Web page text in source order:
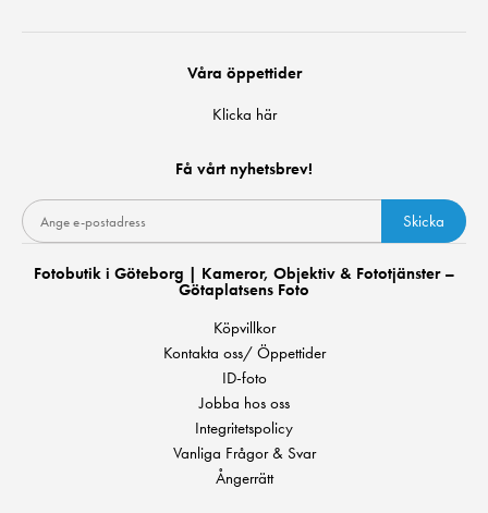
Våra öppettider
Klicka här
Få vårt nyhetsbrev!
Skicka
Fotobutik i Göteborg | Kameror, Objektiv & Fototjänster –
Götaplatsens Foto
Köpvillkor
Kontakta oss/ Öppettider
ID-foto
Jobba hos oss
Integritetspolicy
Vanliga Frågor & Svar
Ångerrätt